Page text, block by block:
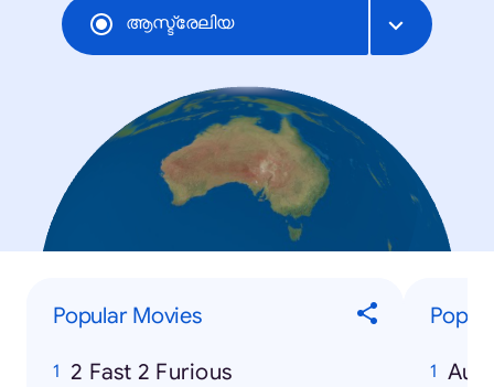
ആസ്ട്രേലിയ
Popular Movies
2 Fast 2 Furious